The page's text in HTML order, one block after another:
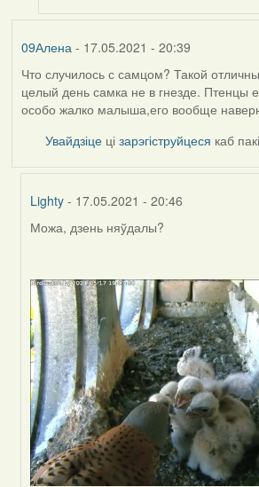
09Алена - 17.05.2021 - 20:39
Что случилось с самцом? Такой
целый день самка не в гнезде. Птенцы
особо жалко малыша,его вообще
Увайдзіце цізарэгіструйцеся каб
Lighty - 17.05.2021 - 20:46
In
by
09Алена
Можа, дзень няўдалы?